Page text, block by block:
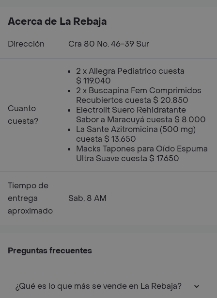
Acerca de La Rebaja
Dirección Cra 80 No. 46-39 Sur
Cuanto
cuesta?
2 x Allegra Pediatrico cuesta
$ 119.040
2 x Buscapina Fem Comprimidos
Recubiertos cuesta $ 20.850
Electrolit Suero Rehidratante
Sabor a Maracuyá cuesta $ 8.000
La Sante Azitromicina (500 mg)
cuesta $ 13.650
Macks Tapones para Oído Espuma
Ultra Suave cuesta $ 17.650
Tiempo de
entrega
aproximado
Sab, 8 AM
Preguntas frecuentes
¿Qué es lo que más se vende en La Rebaja?